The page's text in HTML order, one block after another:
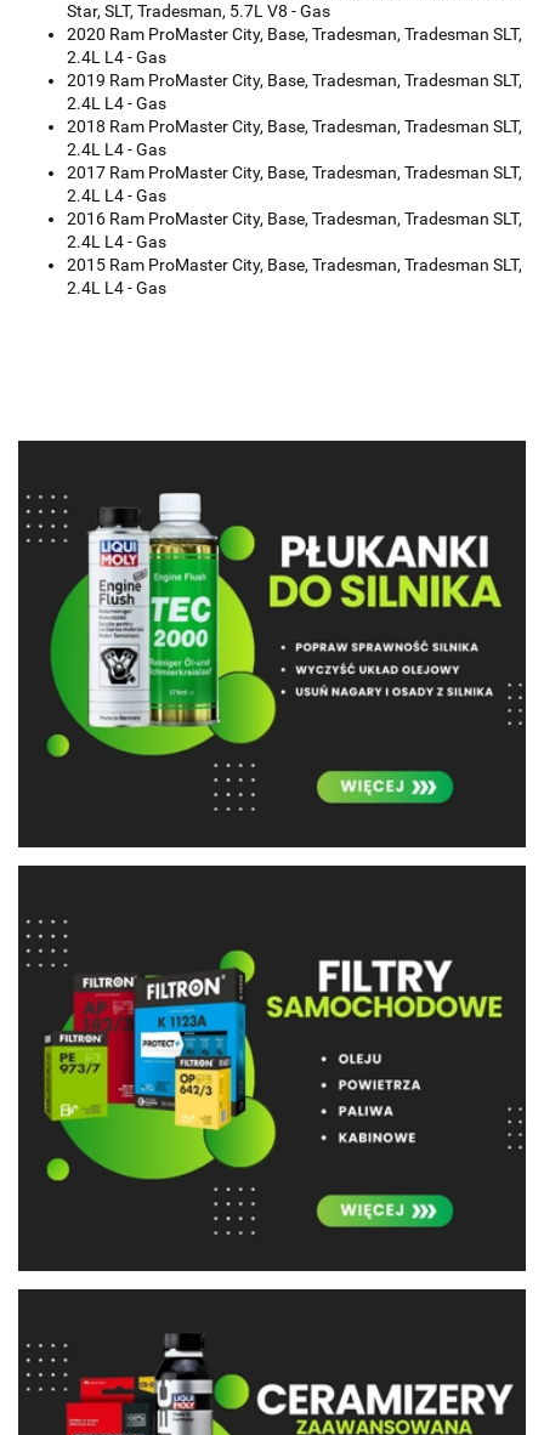
Star, SLT, Tradesman, 5.7L V8 - Gas
2020 Ram ProMaster City, Base, Tradesman, Tradesman SLT,
2.4L L4 - Gas
2019 Ram ProMaster City, Base, Tradesman, Tradesman SLT,
2.4L L4 - Gas
2018 Ram ProMaster City, Base, Tradesman, Tradesman SLT,
2.4L L4 - Gas
2017 Ram ProMaster City, Base, Tradesman, Tradesman SLT,
2.4L L4 - Gas
2016 Ram ProMaster City, Base, Tradesman, Tradesman SLT,
2.4L L4 - Gas
2015 Ram ProMaster City, Base, Tradesman, Tradesman SLT,
2.4L L4 - Gas